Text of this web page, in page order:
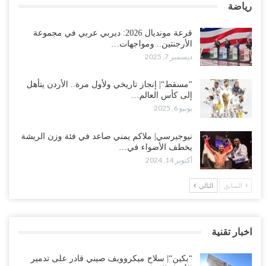
رياضة
قرعة مونديال 2026: ديربي عربي في مجموعة
الأرجنتين.. ومواجهات…
ديسمبر 7, 2025
“مسقط“| إنجاز تاريخي ولأول مرة.. الأردن يتأهل
إلى كأس العالم…
يونيو 6, 2025
نيوجيرسي| ملاكم يمني صاعد في فئة وزن الريشة
يخطف الأضواء في…
أكتوبر 14, 2024
السابق التالي
اخبار تقنية
“بكين“| سلاح ميكروويف صيني قادر على تدمير